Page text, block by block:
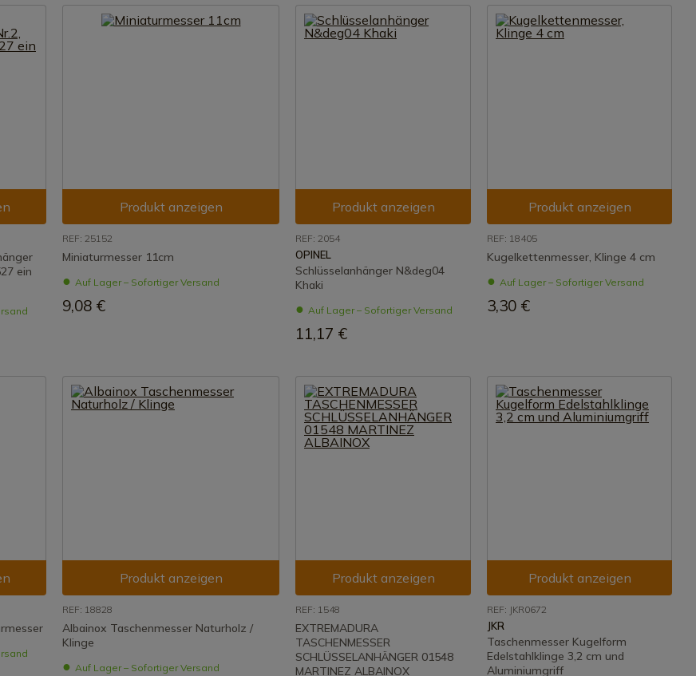
ein
Produkt anzeigen
REF: 25152
Miniaturmesser 11cm
Auf Lager – Sofortiger Versand
9,08 €
Produkt anzeigen
REF: 2054
OPINEL
Schlüsselanhänger N&deg04
Khaki
Auf Lager – Sofortiger Versand
11,17 €
Produkt anzeigen
REF: 18405
Kugelkettenmesser, Klinge 4 cm
Auf Lager – Sofortiger Versand
3,30 €
Produkt anzeigen
REF: 18828
Albainox Taschenmesser Naturholz /
Klinge
Auf Lager – Sofortiger Versand
Produkt anzeigen
REF: 1548
EXTREMADURA
TASCHENMESSER
SCHLÜSSELANHÄNGER 01548
MARTINEZ ALBAINOX
Produkt anzeigen
REF: JKR0672
JKR
Taschenmesser Kugelform
Edelstahlklinge 3,2 cm und
Aluminiumgriff